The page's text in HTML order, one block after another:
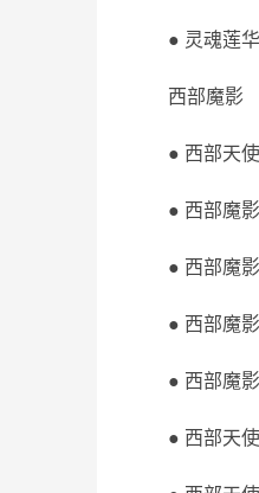
● 灵魂莲
西部魔影
● 西部天
● 西部魔
● 西部魔
● 西部魔
● 西部魔
● 西部天